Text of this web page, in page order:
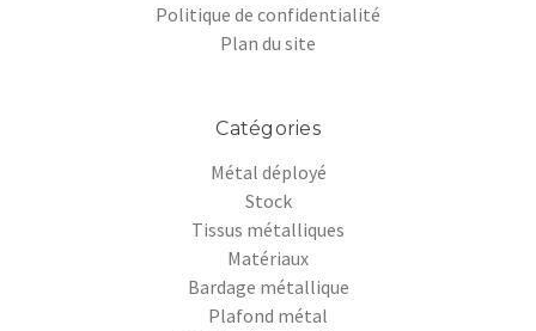
Politique de confidentialité
Plan du site
Catégories
Métal déployé
Stock
Tissus métalliques
Matériaux
Bardage métallique
Plafond métal